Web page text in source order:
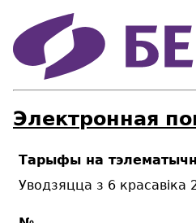
Электронная
Тарыфы на
Уводзяцца з 6 красавіка